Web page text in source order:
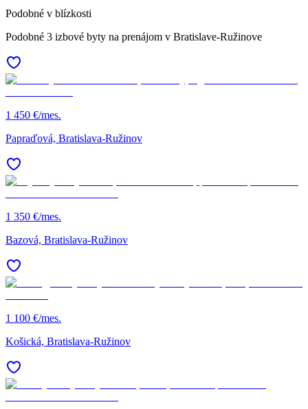
Podobné v blízkosti
Podobné 3 izbové byty na prenájom v Bratislave-Ružinove
1 450 €/mes.
Papraďová, Bratislava-Ružinov
1 350 €/mes.
Bazová, Bratislava-Ružinov
1 100 €/mes.
Košická, Bratislava-Ružinov